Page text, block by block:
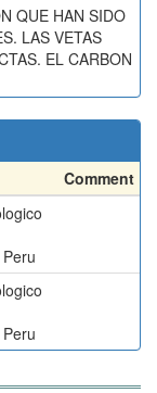
QUE HAN SIDO
LAS VETAS
EL CARBON
Comment